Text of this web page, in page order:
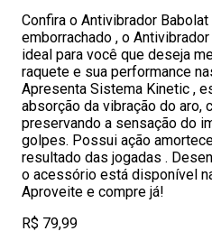
Confira o Antivibrador
emborrachado , o
ideal para você que deseja
raquete e sua performance
Apresenta Sistema Kinetic ,
absorção da vibração do aro,
preservando a sensação do
golpes. Possui ação
resultado das jogadas .
o acessório está disponível
Aproveite e compre já!
R$ 79,99